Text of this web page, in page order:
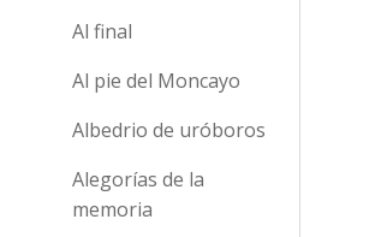
Al final
Al pie del Moncayo
Albedrio de uróboros
Alegorías de la
memoria